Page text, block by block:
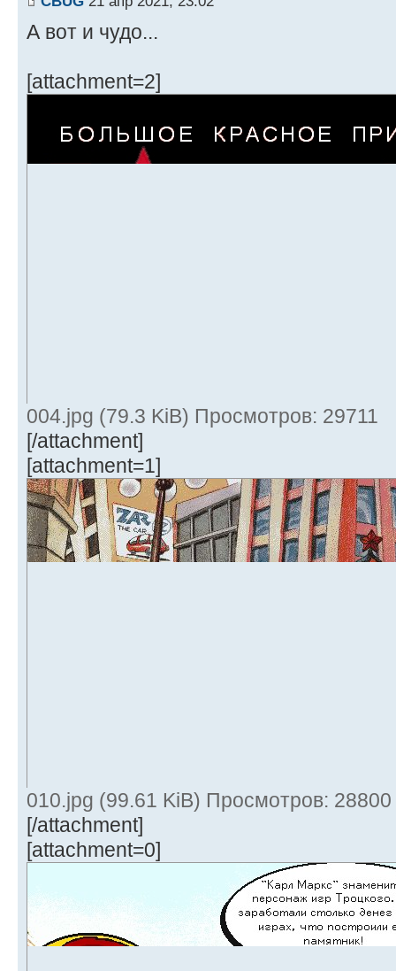
А вот и чудо...
[attachment=2]
004.jpg (79.3 KiB) Просмотров: 29711
[/attachment]
[attachment=1]
010.jpg (99.61 KiB) Просмотров: 28800
[/attachment]
[attachment=0]